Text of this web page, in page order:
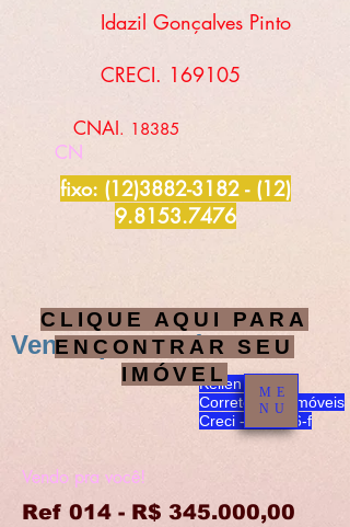
Idazil Gonçalves Pinto
CRECI. 169105
CNAI. 18385
CN
fixo: (12)3882-3182 - (12)
9.8153.7476
Vendo pra você!
Kellen Zonaro
Corretora de imóveis
Creci - 204156-f
CLIQUE AQUI PARA
ENCONTRAR SEU
IMÓVEL
ME
NU
Vendo pra você!
Ref 014 - R$ 345.000,00